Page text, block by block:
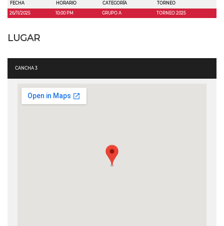
FECHA HORARIO CATEGORÍA
TORNEO
26/11/2025
10:00 PM GRUPO A TORNEO 2025
LUGAR
CANCHA 3